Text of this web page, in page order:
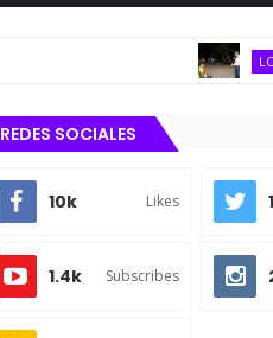
LOCAL
REDES SOCIALES
10k Likes
1.4k Subscribes